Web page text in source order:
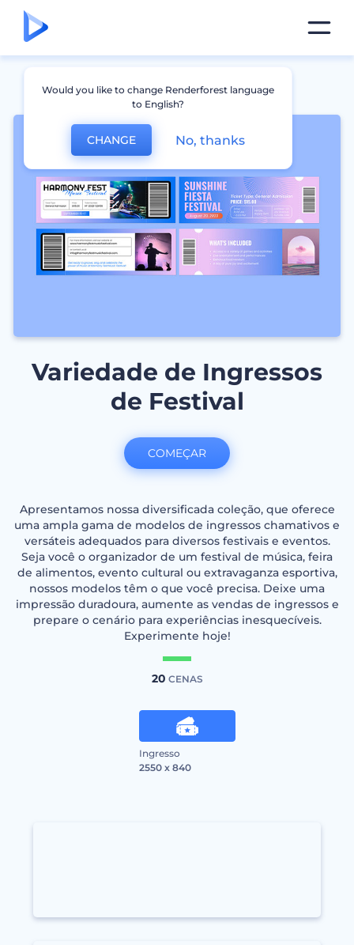
Variedade de Ingressos
de Festival
Apresentamos nossa diversificada coleção, que oferece
uma ampla gama de modelos de ingressos chamativos e
versáteis adequados para diversos festivais e eventos.
Seja você o organizador de um festival de música, feira
de alimentos, evento cultural ou extravaganza esportiva,
nossos modelos têm o que você precisa. Deixe uma
impressão duradoura, aumente as vendas de ingressos e
prepare o cenário para experiências inesquecíveis.
Experimente hoje!
20 CENAS
Ingresso
2550 x 840
COMEÇAR
Would you like to change Renderforest language
to English?
CHANGE No, thanks